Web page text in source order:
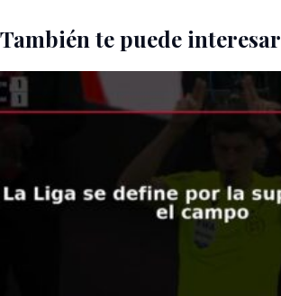
También te puede interesar